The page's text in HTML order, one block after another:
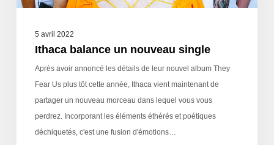
5 avril 2022
Ithaca balance un nouveau single
Après avoir annoncé les détails de leur nouvel album They
Fear Us plus tôt cette année, Ithaca vient maintenant de
partager un nouveau morceau dans lequel vous vous
perdrez. Incorporant les éléments éthérés et poétiques
déchiquetés, c'est une fusion d'émotions…